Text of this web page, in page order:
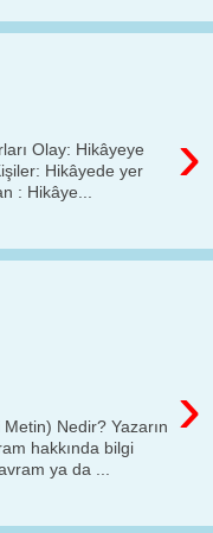
›
Olay: Hikâyeye
Hikâyede yer
: Hikâye...
›
Nedir? Yazarın
hakkında bilgi
ya da ...